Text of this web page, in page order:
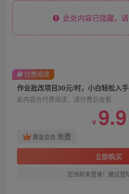
此处内容已隐藏，
作业批改项目30元/时，小白轻松入
此内容为付费阅读，请付费后查看
￥ 9.9
黄金会员 免费
立即购买
您当前未登录！建议登
付费阅读